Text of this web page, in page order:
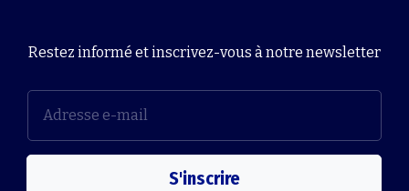
Restez informé et inscrivez-vous à notre newsletter
S'inscrire